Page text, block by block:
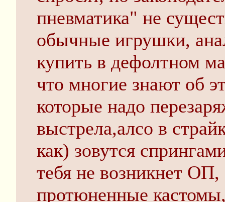
пневматика" не
обычные игрушки,
купить в дефолтном
что многие знают об
которые надо
выстрела,алсо в
как) зовутся
тебя не возникнет ОП,
протюненные